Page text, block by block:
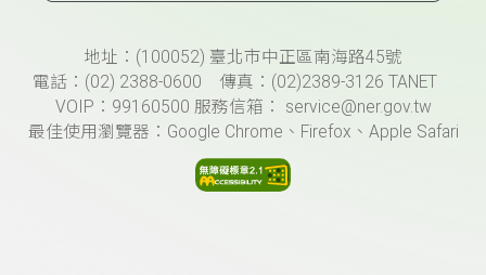
頁尾資訊地址：(100052) 臺北市中正區南海路45號
電話：(02) 2388-0600 傳真：(02)2389-3126 TANET
VOIP：99160500 服務信箱： service@ner.gov.tw
最佳使用瀏覽器：Google Chrome、Firefox、Apple Safari